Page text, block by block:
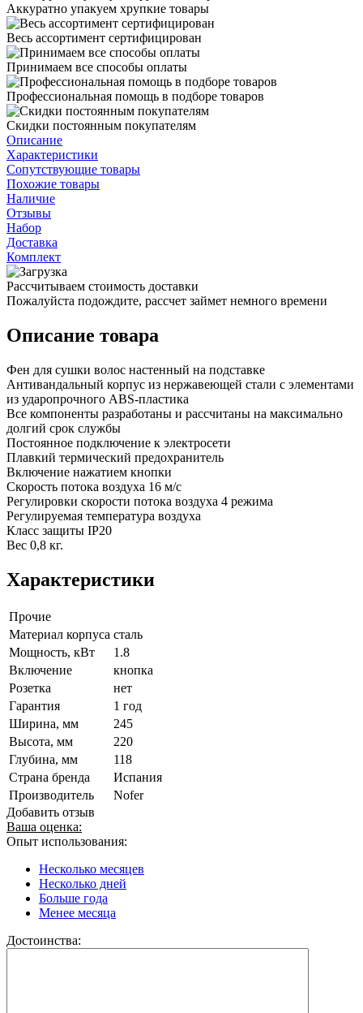
Аккуратно упакуем хрупкие товары
Весь ассортимент сертифицирован
Принимаем все способы оплаты
Профессиональная помощь в подборе товаров
Скидки постоянным покупателям
Описание
Характеристики
Сопутствующие товары
Похожие товары
Наличие
Отзывы
Набор
Доставка
Комплект
Рассчитываем стоимость доставки
Пожалуйста подождите, рассчет займет немного времени
Описание товара
Фен для сушки волос настенный на подставке
Антивандальный корпус из нержавеющей стали с элементами
из ударопрочного ABS-пластика
Все компоненты разработаны и рассчитаны на максимально
долгий срок службы
Постоянное подключение к электросети
Плавкий термический предохранитель
Включение нажатием кнопки
Скорость потока воздуха 16 м/с
Регулировки скорости потока воздуха 4 режима
Регулируемая температура воздуха
Класс защиты IP20
Вес 0,8 кг.
Характеристики
Прочие
Материал корпуса сталь
Мощность, кВт
1.8
Включение
кнопка
Розетка
нет
Гарантия
1 год
Ширина, мм
245
Высота, мм
220
Глубина, мм
118
Страна бренда
Испания
Производитель
Nofer
Добавить отзыв
Ваша оценка:
Опыт использования:
Несколько месяцев
Несколько дней
Больше года
Менее месяца
Достоинства: